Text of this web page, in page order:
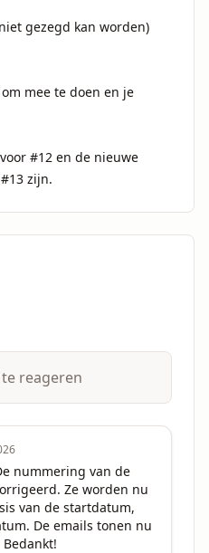
gezegd kan worden)
mee te doen en je
#12 en de nieuwe
zijn.
reageren
nummering van de
Ze worden nu
van de startdatum,
De emails tonen nu